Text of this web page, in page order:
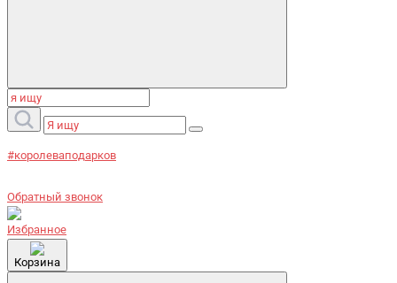
#королеваподарков
Обратный звонок
Избранное
Корзина